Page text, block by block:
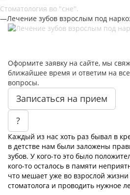
Стоматология во "сне".
—Лечение зубов взрослым под
Оформите заявку на сайте, мы
ближайшее время и ответим на
вопросы.
Записаться на прием
?
Каждый из нас хоть раз бывал в
в детстве нам были заложены
зубов. У кого-то это было
кого-то осталось в памяти
что мешает уже во взрослой
стоматолога и проводить нужное